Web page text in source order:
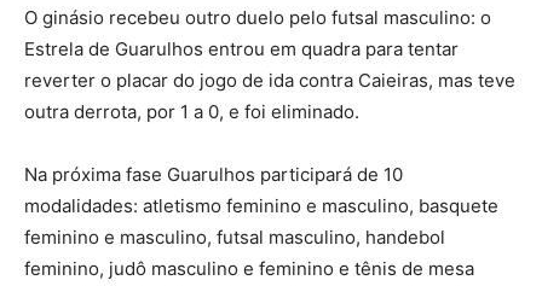
O ginásio recebeu outro duelo pelo futsal masculino: o
Estrela de Guarulhos entrou em quadra para tentar
reverter o placar do jogo de ida contra Caieiras, mas teve
outra derrota, por 1 a 0, e foi eliminado.
Na próxima fase Guarulhos participará de 10
modalidades: atletismo feminino e masculino, basquete
feminino e masculino, futsal masculino, handebol
feminino, judô masculino e feminino e tênis de mesa